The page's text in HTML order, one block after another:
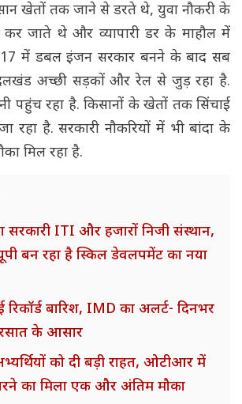
खेतों तक जाने से डरते थे, युवा नौकरी के
कर जाते थे और व्यापारी डर के माहौल में
में डबल इंजन सरकार बनने के बाद सब
अच्छी सड़कों और रेल से जुड़ रहा है.
पहुंच रहा है. किसानों के खेतों तक सिंचाई
रहा है. सरकारी नौकरियों में भी बांदा के
मिल रहा है.
सरकारी ITI और हजारों निजी संस्थान,
बन रहा है स्किल डेवलपमेंट का नया
बारिश, IMD का अलर्ट- दिनभर
के आसार
को दी बड़ी राहत, ओटीआर में
का मिला एक और अंतिम मौका